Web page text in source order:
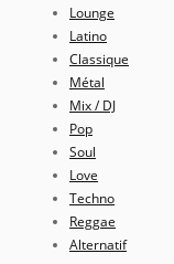
Lounge
Latino
Classique
Métal
Mix / DJ
Pop
Soul
Love
Techno
Reggae
Alternatif